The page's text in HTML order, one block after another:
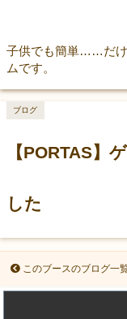
子供でも簡単……だけ
ムです。
【PORTAS】
した
ブログ
このブースのブログ一